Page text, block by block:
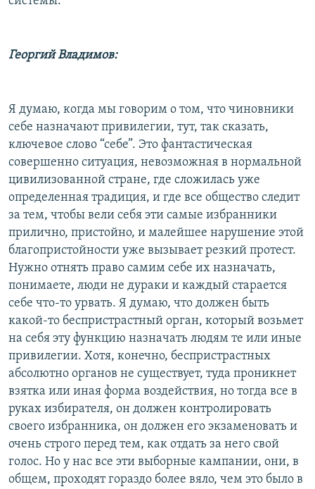
Георгий Владимов:
Я думаю, когда мы говорим о том, что чиновники
себе назначают привилегии, тут, так сказать,
ключевое слово “себе”. Это фантастическая
совершенно ситуация, невозможная в нормальной
цивилизованной стране, где сложилась уже
определенная традиция, и где все общество следит
за тем, чтобы вели себя эти самые избранники
прилично, пристойно, и малейшее нарушение этой
благопристойности уже вызывает резкий протест.
Нужно отнять право самим себе их назначать,
понимаете, люди не дураки и каждый старается
себе что-то урвать. Я думаю, что должен быть
какой-то беспристрастный орган, который возьмет
на себя эту функцию назначать людям те или иные
привилегии. Хотя, конечно, беспристрастных
абсолютно органов не существует, туда проникнет
взятка или иная форма воздействия, но тогда все в
руках избирателя, он должен контролировать
своего избранника, он должен его экзаменовать и
очень строго перед тем, как отдать за него свой
голос. Но у нас все эти выборные кампании, они, в
общем, проходят гораздо более вяло, чем это было в